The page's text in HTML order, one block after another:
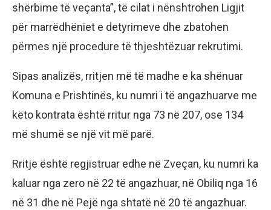
shërbime të veçanta”, të cilat i nënshtrohen Ligjit
për marrëdhëniet e detyrimeve dhe zbatohen
përmes një procedure të thjeshtëzuar rekrutimi.
Sipas analizës, rritjen më të madhe e ka shënuar
Komuna e Prishtinës, ku numri i të angazhuarve me
këto kontrata është rritur nga 73 në 207, ose 134
më shumë se një vit më parë.
Rritje është regjistruar edhe në Zveçan, ku numri ka
kaluar nga zero në 22 të angazhuar, në Obiliq nga 16
në 31 dhe në Pejë nga shtatë në 20 të angazhuar.